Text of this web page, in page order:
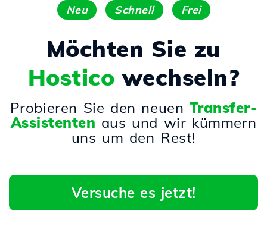
Neu Schnell Frei
Möchten Sie zu
Hostico wechseln?
Probieren Sie den neuen Transfer-
Assistenten aus und wir kümmern
uns um den Rest!
Versuche es jetzt!